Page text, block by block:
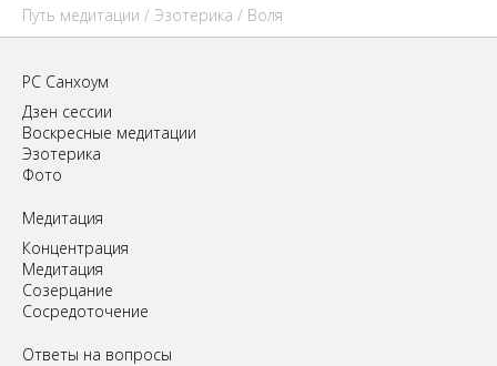
Путь медитации / Эзотерика / Воля
РС Санхоум
Дзен сессии
Воскресные медитации
Эзотерика
Фото
Медитация
Концентрация
Медитация
Созерцание
Сосредоточение
Ответы на вопросы